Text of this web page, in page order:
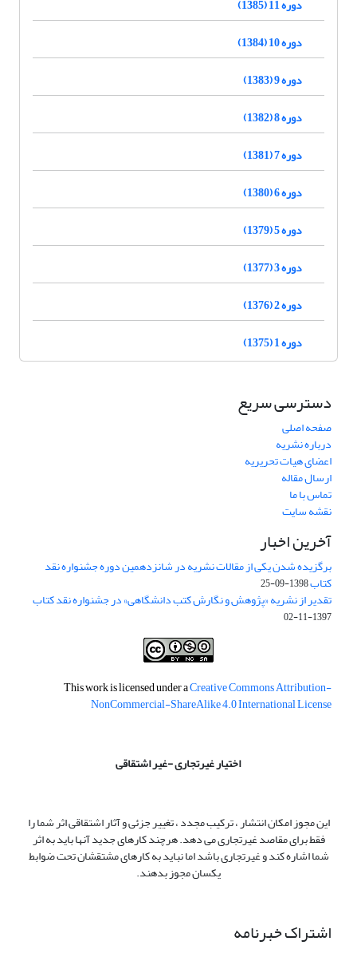
دوره 11 (1385)
دوره 10 (1384)
دوره 9 (1383)
دوره 8 (1382)
دوره 7 (1381)
دوره 6 (1380)
دوره 5 (1379)
دوره 3 (1377)
دوره 2 (1376)
دوره 1 (1375)
دسترسی سریع
صفحه اصلی
درباره نشریه
اعضای هیات تحریریه
ارسال مقاله
تماس با ما
نقشه سایت
آخرین اخبار
برگزیده شدن یکی از مقالات نشریه در شانزدهمین دوره جشنواره نقد
کتاب1398-09-25
تقدیر از نشریه «پژوهش و نگارش کتب دانشگاهی» در جشنواره نقد کتاب
1397-11-02
This work is licensed under aCreative Commons Attribution-
NonCommercial-ShareAlike 4.0 International License
اختیار غیرتجاری -غیر اشتقاقی
این مجوز امکان انتشار ، ترکیب مجدد ، تغییر جزئی و آثار اشتقاقی اثر شما را
فقط برای مقاصد غیرتجاری می دهد. هرچند کارهای جدید آنها باید به اثر
شما اشاره کند و غیرتجاری باشد اما نباید به کارهای مشتقشان تحت ضوابط
یکسان مجوز بدهند.
اشتراک خبرنامه